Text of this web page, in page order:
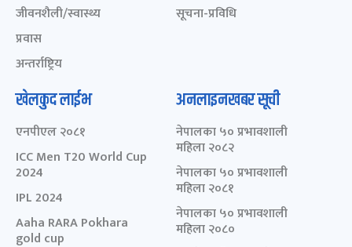
जीवनशैली/स्वास्थ्य
प्रवास
अन्तर्राष्ट्रिय
सूचना-प्रविधि
खेलकुद लाईभ
एनपीएल २०८१
ICC Men T20 World Cup
2024
IPL 2024
Aaha RARA Pokhara
gold cup
अनलाइनखबर सूची
नेपालका ५० प्रभावशाली
महिला २०८२
नेपालका ५० प्रभावशाली
महिला २०८१
नेपालका ५० प्रभावशाली
महिला २०८०